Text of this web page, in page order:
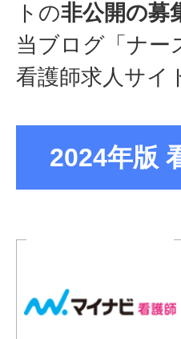
トの非公開の募
当ブログ「ナー
看護師求人サイ
2024年版